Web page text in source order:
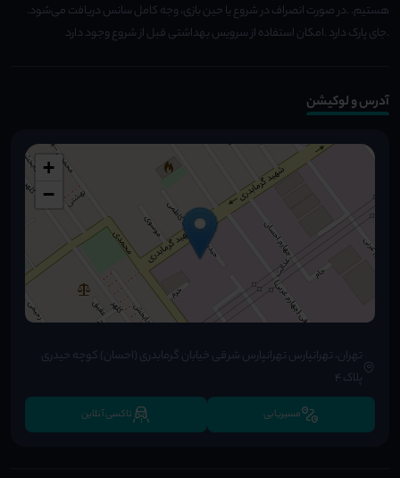
هستیم. .در صورت انصراف در شروع یا حین بازی، وجه کامل سانس دریافت می‌شود.
.جای پارک دارد .امکان استفاده از سرویس بهداشتی قبل از شروع وجود دارد
آدرس و لوکیشن
+
−
تهران، تهرانپارس تهرانپارس شرقی خیابان گرمابدری (احسان) کوچه حیدری
پلاک ۴
مسیریابی تاکسی آنلاین